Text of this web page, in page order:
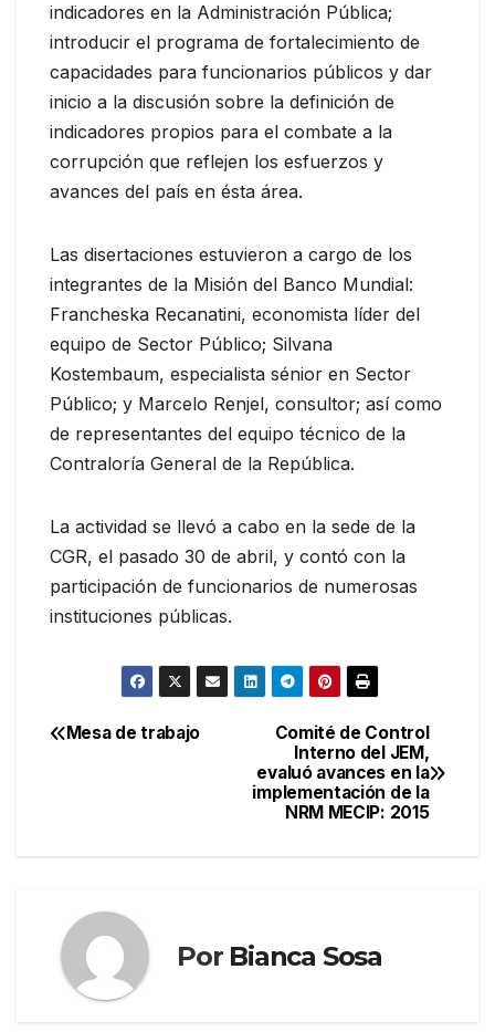
indicadores en la Administración Pública;
introducir el programa de fortalecimiento de
capacidades para funcionarios públicos y dar
inicio a la discusión sobre la definición de
indicadores propios para el combate a la
corrupción que reflejen los esfuerzos y
avances del país en ésta área.
Las disertaciones estuvieron a cargo de los
integrantes de la Misión del Banco Mundial:
Francheska Recanatini, economista líder del
equipo de Sector Público; Silvana
Kostembaum, especialista sénior en Sector
Público; y Marcelo Renjel, consultor; así como
de representantes del equipo técnico de la
Contraloría General de la República.
La actividad se llevó a cabo en la sede de la
CGR, el pasado 30 de abril, y contó con la
participación de funcionarios de numerosas
instituciones públicas.
Navegación
Comité de Control
Interno del JEM,
evaluó avances en la
implementación de la
NRM MECIP: 2015
Mesa de trabajo
Por Bianca Sosa